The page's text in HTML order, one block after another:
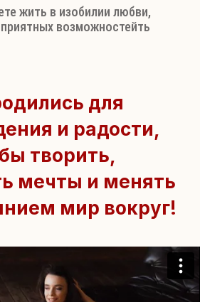
жить в изобилии любви,
возможностейть
для
и радости,
творить,
мечты и менять
мир вокруг!